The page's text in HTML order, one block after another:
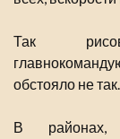
Так
обстояло не так.
В районах,